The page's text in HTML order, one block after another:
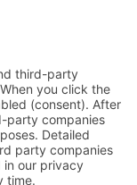
außerhalb
DPA_zoh